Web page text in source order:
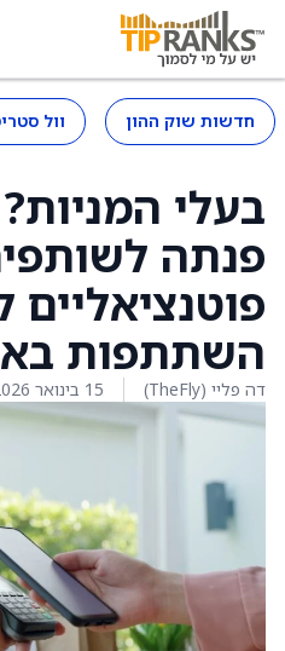
חדשות שוק ההון וול
פנתה
השתתפות
דה פליי (TheFly) 15 בינואר 2026